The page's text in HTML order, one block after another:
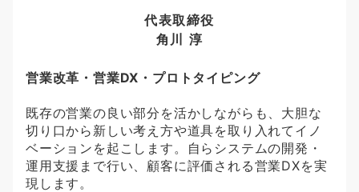
代表取締役
角川 淳
営業改革・営業DX・プロトタイピング
既存の営業の良い部分を活かしながらも、大胆な
切り口から新しい考え方や道具を取り入れてイノ
ベーションを起こします。自らシステムの開発・
運用支援まで行い、顧客に評価される営業DXを実
現します。